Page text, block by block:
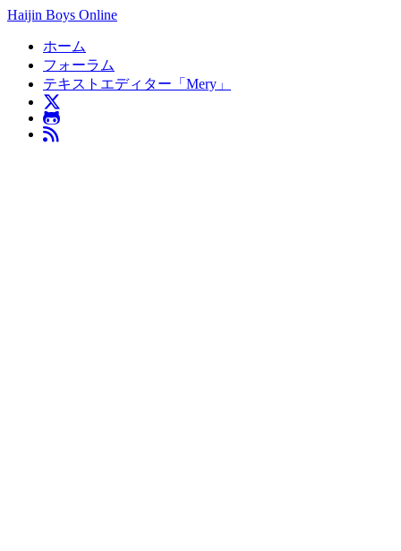
Haijin Boys Online
ホーム
フォーラム
テキストエディター「Mery」